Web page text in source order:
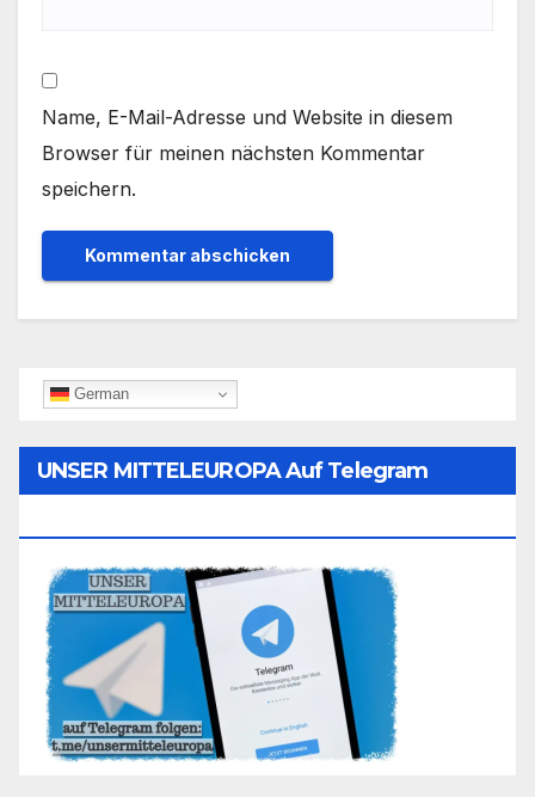
Name, E-Mail-Adresse und Website in diesem
Browser für meinen nächsten Kommentar
speichern.
German
UNSER MITTELEUROPA Auf Telegram